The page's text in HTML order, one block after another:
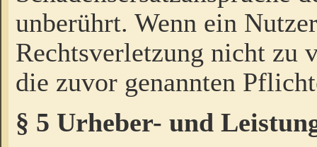
unberührt. Wenn ein
Rechtsverletzung nicht zu
die zuvor genannten
§ 5 Urheber- und